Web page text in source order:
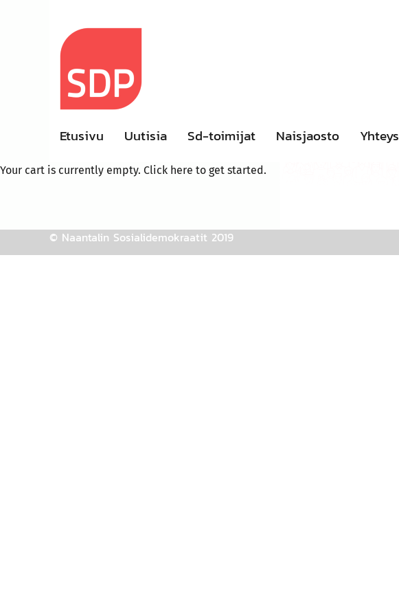
Etusivu Uutisia Sd-toimijat Naisjaosto Yhteys
Your cart is currently empty. Click here to get started.
© Naantalin Sosialidemokraatit 2019